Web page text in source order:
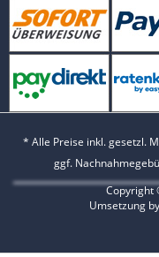
* Alle Preise inkl. gesetzl.
ggf.
Copyright
Umsetzung by